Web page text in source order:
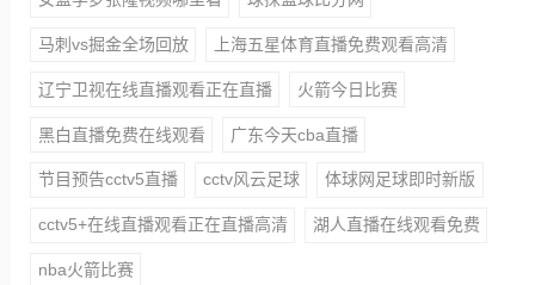
马刺vs掘金全场回放 上海五星体育直播免费观看高清
辽宁卫视在线直播观看正在直播 火箭今日比赛
黑白直播免费在线观看 广东今天cba直播
节目预告cctv5直播 cctv风云足球 体球网足球即时新版
cctv5+在线直播观看正在直播高清 湖人直播在线观看免费
nba火箭比赛